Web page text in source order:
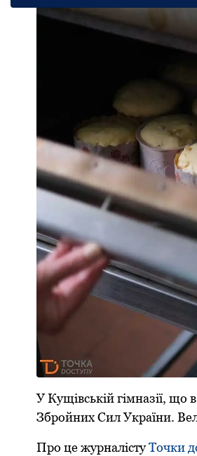
У Кущівській гімназії, що
Збройних Сил України.
Про це журналістуТочки